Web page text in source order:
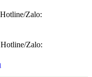
Zalo:
Zalo: